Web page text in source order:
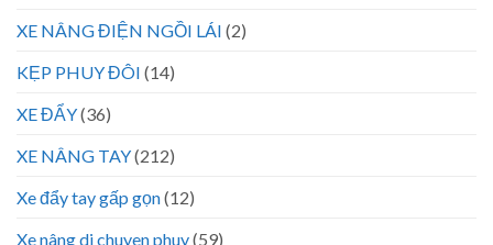
XE NÂNG ĐIỆN NGỒI LÁI (2)
KẸP PHUY ĐÔI (14)
XE ĐẨY(36)
XE NÂNG TAY(212)
Xe đẩy tay gấp gọn(12)
Xe nâng di chuyen phuy(59)